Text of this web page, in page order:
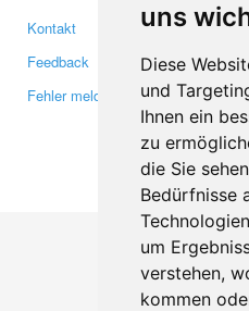
uns
Diese
und
Ihnen ein
zu
die Sie
Bedürfnisse
um
verstehen,
kommen
Kontakt
Feedback
Fehler melden
Makis©